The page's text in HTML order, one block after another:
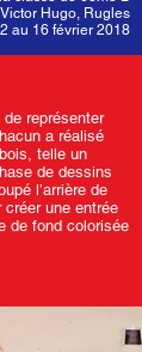
Hugo, Rugles
au 16 février 2018
de représenter
a réalisé
telle un
de dessins
l’arrière de
une entrée
de fond colorisée